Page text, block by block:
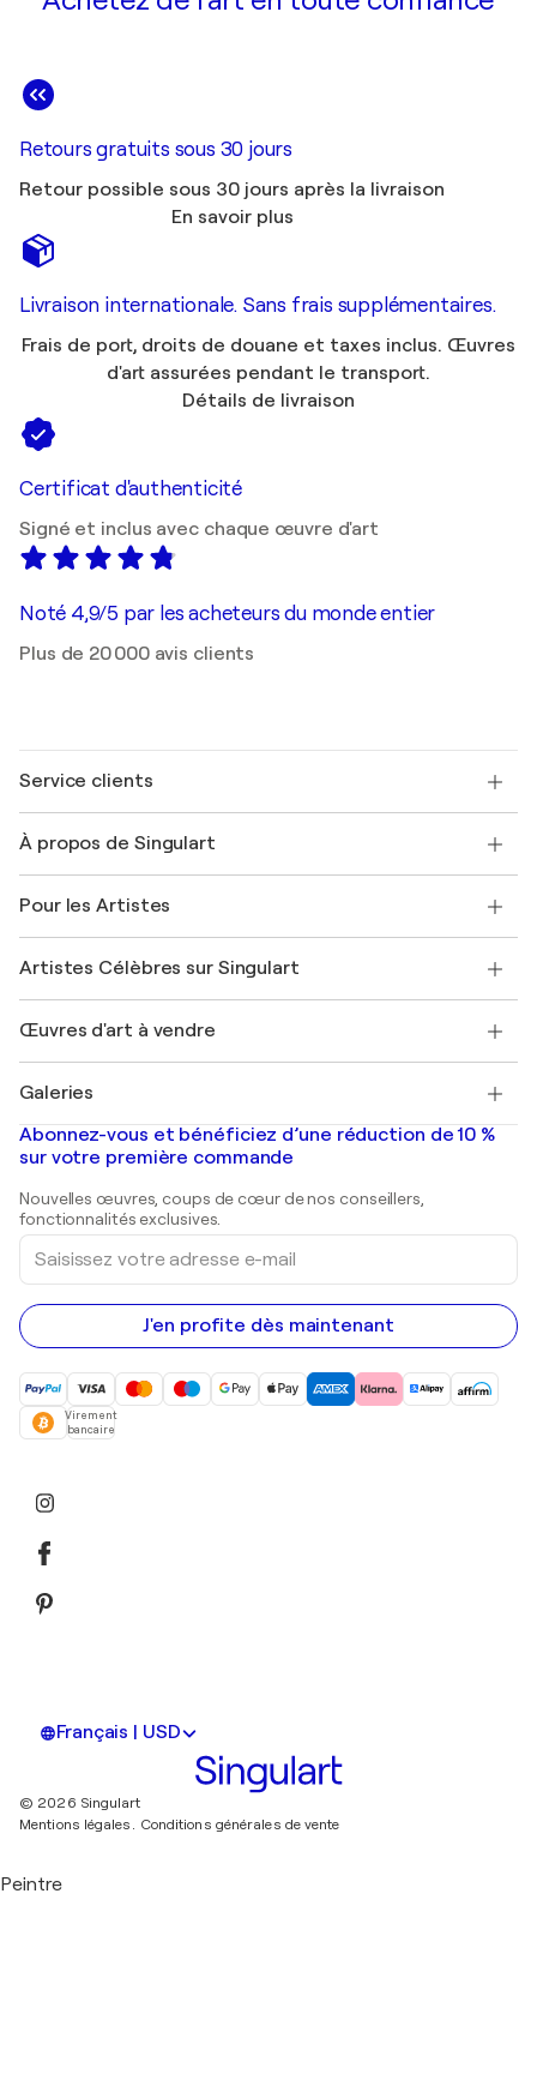
Retours gratuits sous 30 jours
Retour possible sous 30 jours après la livraison
En savoir plus
Livraison internationale. Sans frais supplémentaires.
Frais de port, droits de douane et taxes inclus. Œuvres
d'art assurées pendant le transport.
Détails de livraison
Certificat d'authenticité
Signé et inclus avec chaque œuvre d'art
Noté 4,9/5 par les acheteurs du monde entier
Plus de 20 000 avis clients
Service clients
Expédition
Offrir une carte cadeau
Rejoignez notre programme commercial
Mon compte
+33 1 76 44 06 42
À propos de Singulart
FAQ
Magazine Singulart
Emplois
Découvrez une sélection d'art original
Pour les Artistes
Se connecter en tant qu'Artiste
Artistes Célèbres sur Singulart
Marc Chagall
Banksy
Mr. Brainwash
Shepard Fairey
Œuvres d'art à vendre
Tableaux abstraits à vendre
Peintures de paysage
Estampes
Peintures acryliques
Galeries
Galeries d'art en France
Galeries d'art en Belgique
Abonnez-vous et bénéficiez d’une réduction de 10 %
sur votre première commande
Nouvelles œuvres, coups de cœur de nos conseillers,
fonctionnalités exclusives.
Saisissez
votre
adresse
e-
mail
J'en profite dès maintenant
Virement
bancaire
Français | USD
© 2026 Singulart
Mentions légales. Conditions générales de vente
Peintre